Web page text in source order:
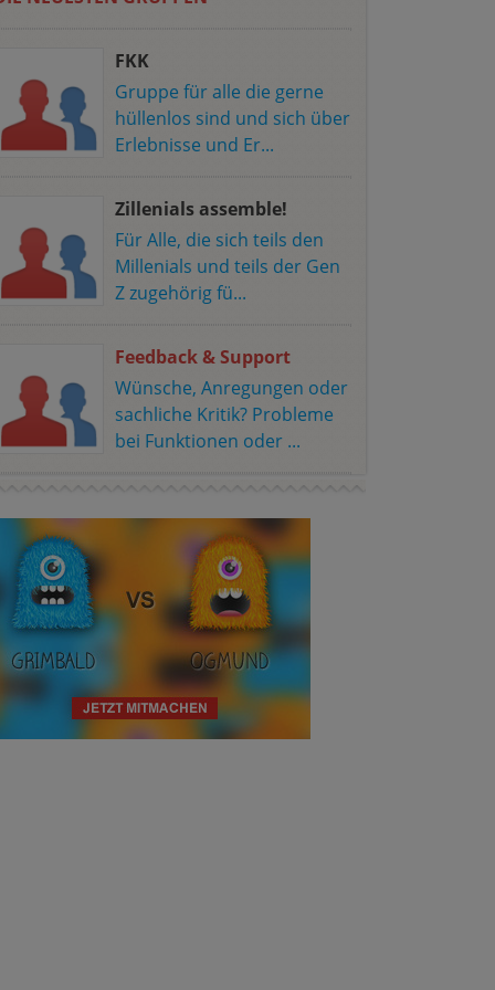
FKK
Gruppe für alle die gerne
hüllenlos sind und sich über
Erlebnisse und Er...
Zillenials assemble!
Für Alle, die sich teils den
Millenials und teils der Gen
Z zugehörig fü...
Feedback & Support
Wünsche, Anregungen oder
sachliche Kritik? Probleme
bei Funktionen oder ...